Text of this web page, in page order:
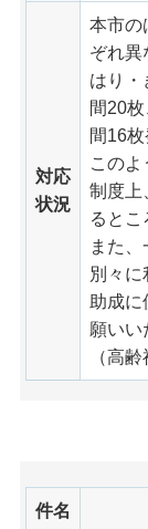
対応
状況
本市の
ぞれ異
はり・
間20
間16枚
この
制度上
るとこ
また
別々
助成に
願いい
（高齢
件名